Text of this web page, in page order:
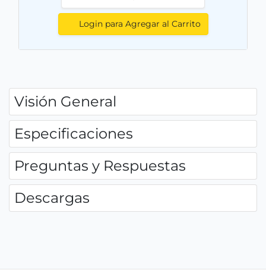
Login para Agregar al Carrito
Visión General
Especificaciones
Preguntas y Respuestas
Descargas